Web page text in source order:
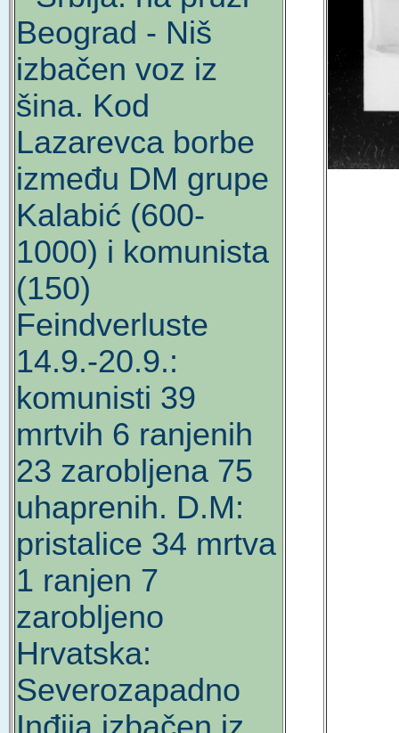
Beograd - Niš
izbačen voz iz
šina. Kod
Lazarevca borbe
između DM grupe
Kalabić (600-
1000) i komunista
(150)
Feindverluste
14.9.-20.9.:
komunisti 39
mrtvih 6 ranjenih
23 zarobljena 75
uhaprenih. D.M:
pristalice 34 mrtva
1 ranjen 7
zarobljeno
Hrvatska:
Severozapadno